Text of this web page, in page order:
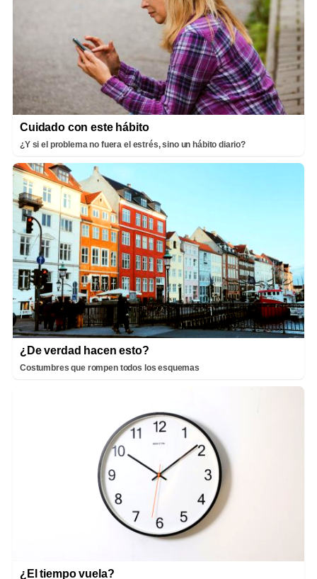
Cuidado con este hábito
¿Y si el problema no fuera el estrés, sino un hábito diario?
¿De verdad hacen esto?
Costumbres que rompen todos los esquemas
¿El tiempo vuela?